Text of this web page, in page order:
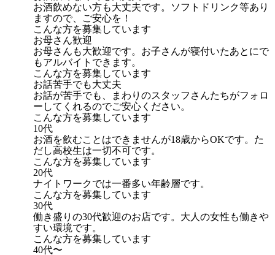
お酒飲めない方も大丈夫です。ソフトドリンク等あり
ますので、ご安心を！
こんな方を募集しています
お母さん歓迎
お母さんも大歓迎です。お子さんが寝付いたあとにで
もアルバイトできます。
こんな方を募集しています
お話苦手でも大丈夫
お話が苦手でも、まわりのスタッフさんたちがフォロ
ーしてくれるのでご安心ください。
こんな方を募集しています
10代
お酒を飲むことはできませんが18歳からOKです。た
だし高校生は一切不可です。
こんな方を募集しています
20代
ナイトワークでは一番多い年齢層です。
こんな方を募集しています
30代
働き盛りの30代歓迎のお店です。大人の女性も働きや
すい環境です。
こんな方を募集しています
40代〜